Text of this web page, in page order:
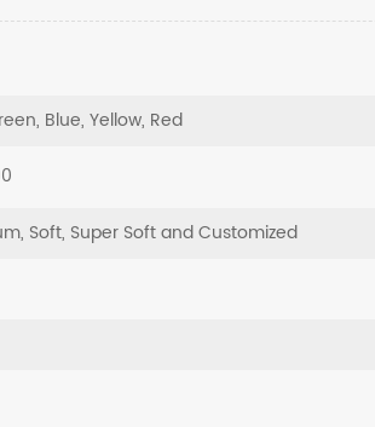
Blue, Yellow, Red
Soft, Super Soft and Customized